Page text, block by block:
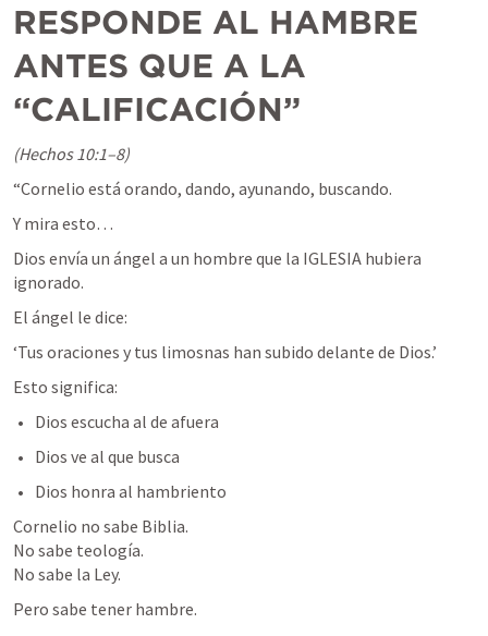
RESPONDE AL HAMBRE
ANTES QUE A LA
“CALIFICACIÓN”
(Hechos 10:1–8)
“Cornelio está orando, dando, ayunando, buscando.
Y mira esto…
Dios envía un ángel a un hombre que la IGLESIA hubiera
ignorado.
El ángel le dice:
‘Tus oraciones y tus limosnas han subido delante de Dios.’
Esto significa:
Dios escucha al de afuera
Dios ve al que busca
Dios honra al hambriento
Cornelio no sabe Biblia.
No sabe teología.
No sabe la Ley.
Pero sabe tener hambre.